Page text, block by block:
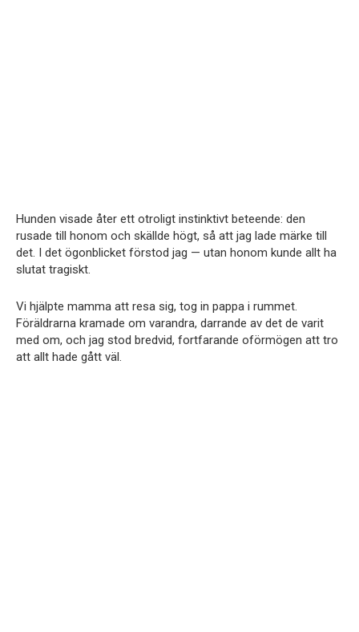
Hunden visade åter ett otroligt instinktivt beteende: den
rusade till honom och skällde högt, så att jag lade märke till
det. I det ögonblicket förstod jag — utan honom kunde allt ha
slutat tragiskt.
Vi hjälpte mamma att resa sig, tog in pappa i rummet.
Föräldrarna kramade om varandra, darrande av det de varit
med om, och jag stod bredvid, fortfarande oförmögen att tro
att allt hade gått väl.